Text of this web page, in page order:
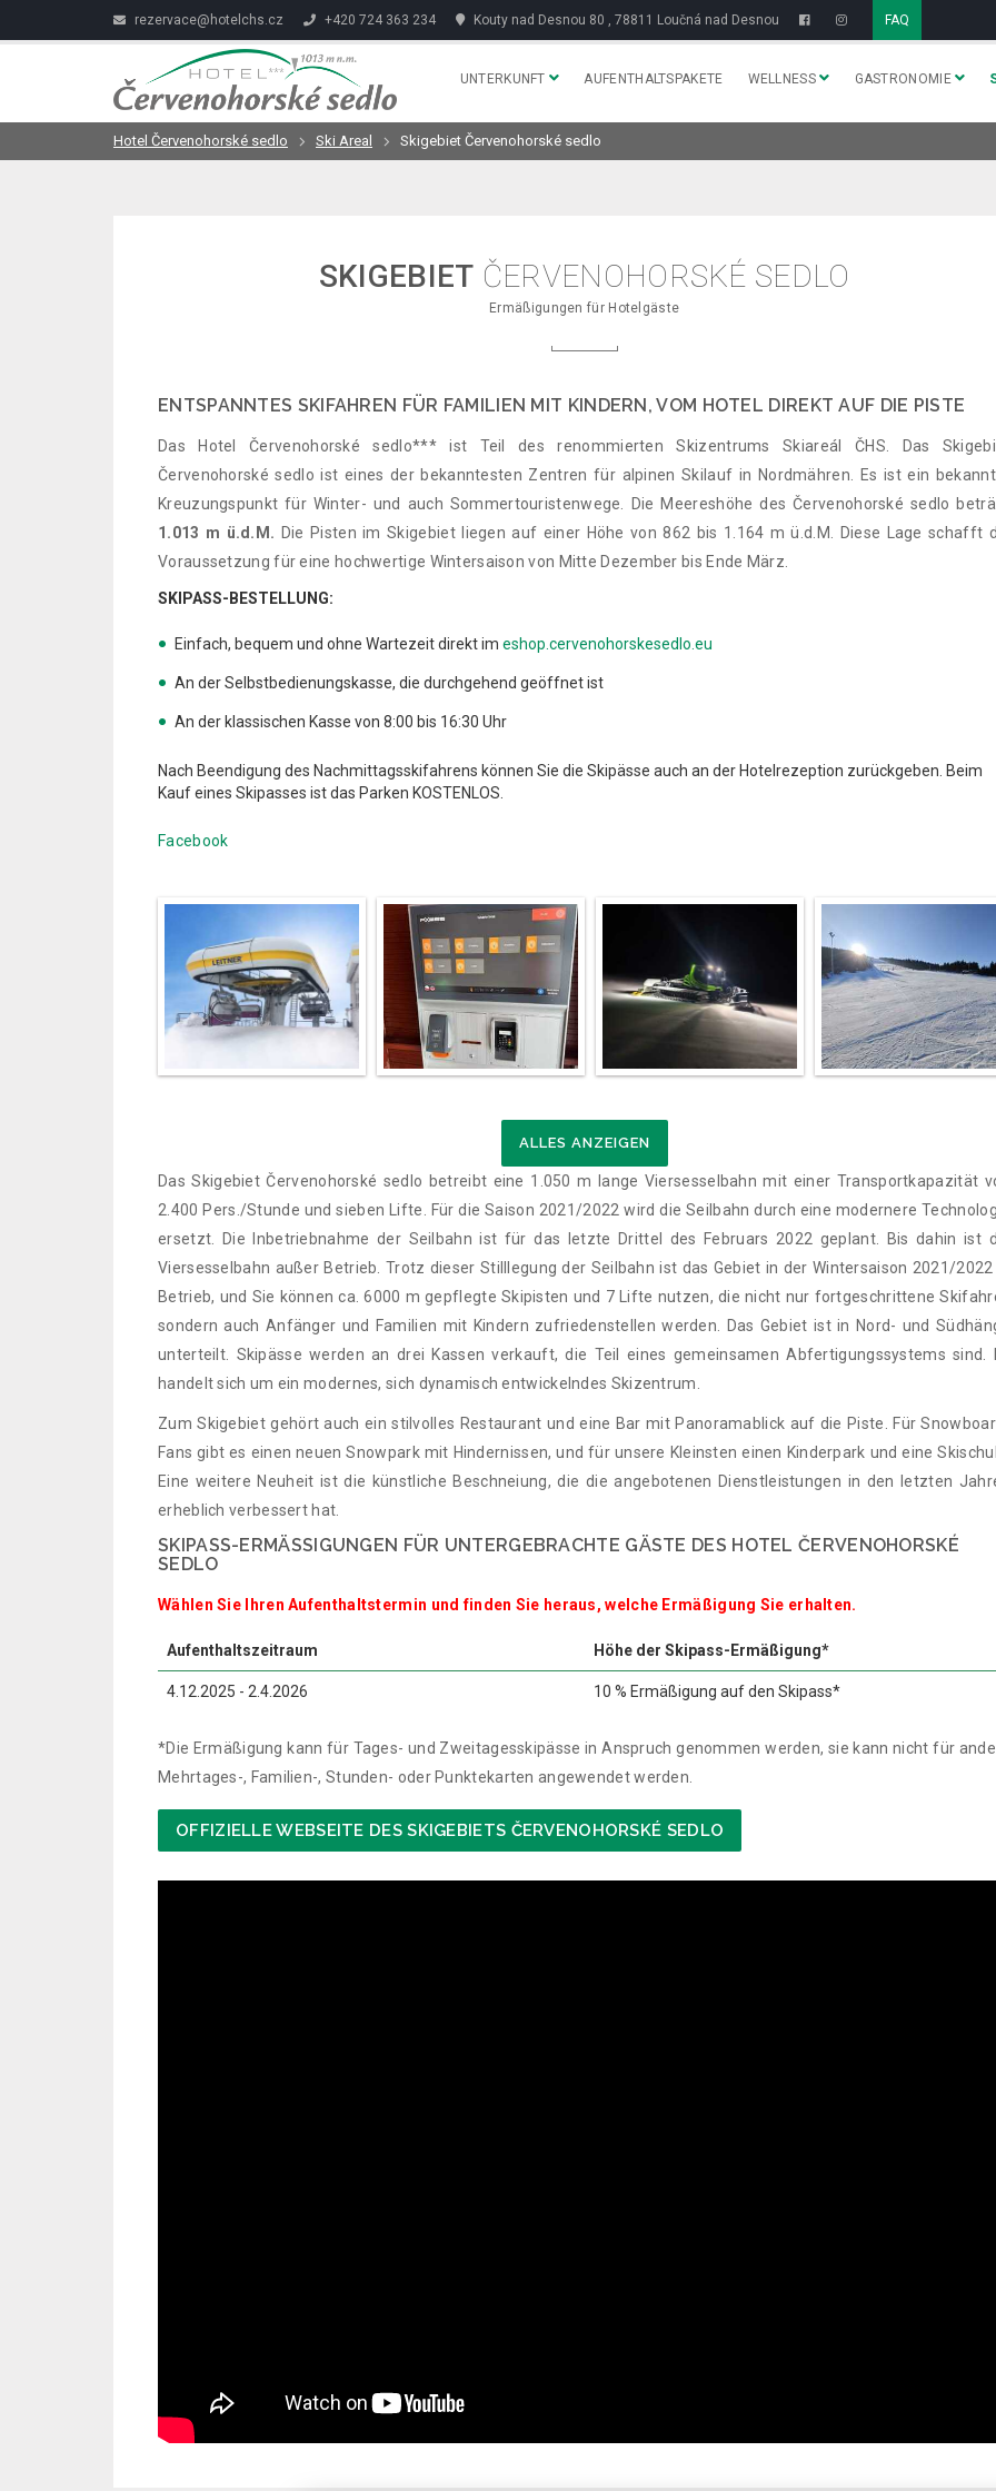
rezervace@hotelchs.cz +420 724 363 234 Kouty nad Desnou 80 , 78811 Loučná nad Desnou FAQ
UNTERKUNFT AUFENTHALTSPAKETE WELLNESS GASTRONOMIE
Hotel Červenohorské sedlo Ski Areal Skigebiet Červenohorské sedlo
SKIGEBIET ČERVENOHORSKÉ SEDLO
Ermäßigungen für Hotelgäste
ENTSPANNTES SKIFAHREN FÜR FAMILIEN MIT KINDERN, VOM HOTEL DIREKT AUF DIE PISTE
Das Hotel Červenohorské sedlo*** ist Teil des renommierten Skizentrums Skiareál ČHS. Das
Červenohorské sedlo ist eines der bekanntesten Zentren für alpinen Skilauf in Nordmähren. Es ist ein
Kreuzungspunkt für Winter- und auch Sommertouristenwege. Die Meereshöhe des Červenohorské sedlo
1.013 m ü.d.M. Die Pisten im Skigebiet liegen auf einer Höhe von 862 bis 1.164 m ü.d.M. Diese Lage schafft
Voraussetzung für eine hochwertige Wintersaison von Mitte Dezember bis Ende März.
SKIPASS-BESTELLUNG:
Einfach, bequem und ohne Wartezeit direkt im eshop.cervenohorskesedlo.eu
An der Selbstbedienungskasse, die durchgehend geöffnet ist
An der klassischen Kasse von 8:00 bis 16:30 Uhr
Nach Beendigung des Nachmittagsskifahrens können Sie die Skipässe auch an der Hotelrezeption zurückgeben. Beim
Kauf eines Skipasses ist das Parken KOSTENLOS.
Facebook
ALLES ANZEIGEN
Das Skigebiet Červenohorské sedlo betreibt eine 1.050 m lange Viersesselbahn mit einer Transportkapazität
2.400 Pers./Stunde und sieben Lifte. Für die Saison 2021/2022 wird die Seilbahn durch eine modernere
ersetzt. Die Inbetriebnahme der Seilbahn ist für das letzte Drittel des Februars 2022 geplant. Bis dahin ist
Viersesselbahn außer Betrieb. Trotz dieser Stilllegung der Seilbahn ist das Gebiet in der Wintersaison 2021/
Betrieb, und Sie können ca. 6000 m gepflegte Skipisten und 7 Lifte nutzen, die nicht nur fortgeschrittene
sondern auch Anfänger und Familien mit Kindern zufriedenstellen werden. Das Gebiet ist in Nord- und
unterteilt. Skipässe werden an drei Kassen verkauft, die Teil eines gemeinsamen Abfertigungssystems sind.
handelt sich um ein modernes, sich dynamisch entwickelndes Skizentrum.
Zum Skigebiet gehört auch ein stilvolles Restaurant und eine Bar mit Panoramablick auf die Piste. Für
Fans gibt es einen neuen Snowpark mit Hindernissen, und für unsere Kleinsten einen Kinderpark und eine
Eine weitere Neuheit ist die künstliche Beschneiung, die die angebotenen Dienstleistungen in den letzten
erheblich verbessert hat.
SKIPASS-ERMÄSSIGUNGEN FÜR UNTERGEBRACHTE GÄSTE DES HOTEL ČERVENOHORSKÉ
SEDLO
Wählen Sie Ihren Aufenthaltstermin und finden Sie heraus, welche Ermäßigung Sie erhalten.
Aufenthaltszeitraum Höhe der Skipass-Ermäßigung*
4.12.2025 - 2.4.2026 10 % Ermäßigung auf den Skipass*
*Die Ermäßigung kann für Tages- und Zweitagesskipässe in Anspruch genommen werden, sie kann nicht für
Mehrtages-, Familien-, Stunden- oder Punktekarten angewendet werden.
OFFIZIELLE WEBSEITE DES SKIGEBIETS ČERVENOHORSKÉ SEDLO